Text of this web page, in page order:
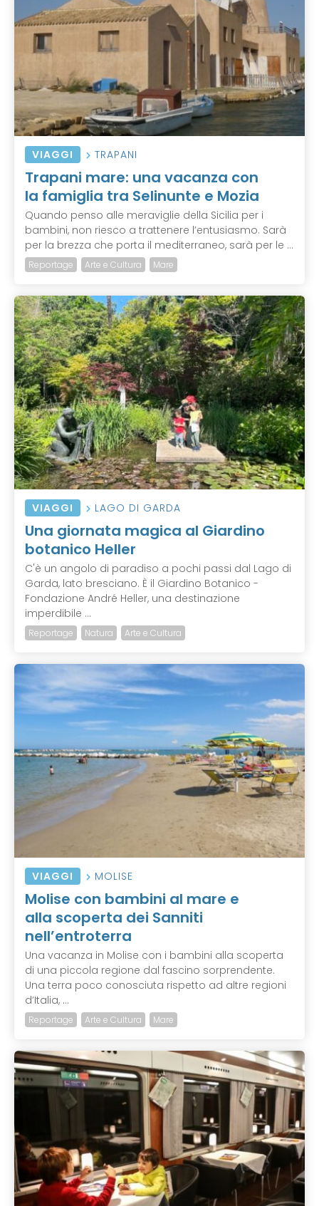
VIAGGI TRAPANI
Trapani mare: una vacanza con
la famiglia tra Selinunte e Mozia
Quando penso alle meraviglie della Sicilia per i
bambini, non riesco a trattenere l’entusiasmo. Sarà
per la brezza che porta il mediterraneo, sarà per le ...
Reportage Arte e Cultura Mare
VIAGGI LAGO DI GARDA
Una giornata magica al Giardino
botanico Heller
C'è un angolo di paradiso a pochi passi dal Lago di
Garda, lato bresciano. È il Giardino Botanico -
Fondazione André Heller, una destinazione
imperdibile ...
Reportage Natura Arte e Cultura
VIAGGI MOLISE
Molise con bambini al mare e
alla scoperta dei Sanniti
nell’entroterra
Una vacanza in Molise con i bambini alla scoperta
di una piccola regione dal fascino sorprendente.
Una terra poco conosciuta rispetto ad altre regioni
d’Italia, ...
Reportage Arte e Cultura Mare